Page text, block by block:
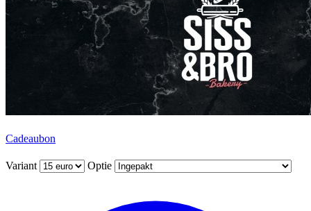
Cadeaubon
Variant Optie